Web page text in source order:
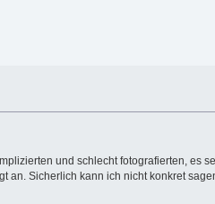
und schlecht fotografierten, es
Sicherlich kann ich nicht konkret